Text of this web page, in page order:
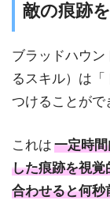
敵の痕跡
ブラッドハウ
るスキル）は
つけることがで
これは 一定時
した痕跡を視覚
合わせると何秒